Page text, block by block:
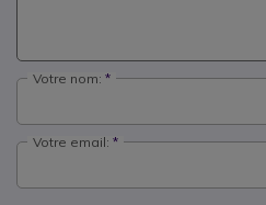
Votre nom:
Votre email: